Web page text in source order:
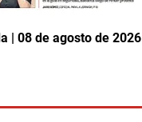
| 08 de agosto de 2026